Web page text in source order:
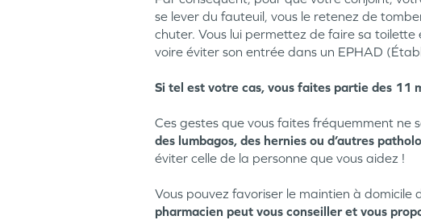
se lever du fauteuil, vous le retenez de
chuter. Vous lui permettez de faire sa
voire éviter son entrée dans un EPHAD
Si tel est votre cas, vous faites partie des 11
Ces gestes que vous faites fréquemment ne
des lumbagos, des hernies ou d’autres
éviter celle de la personne que vous aidez !
Vous pouvez favoriser le maintien à
pharmacien peut vous conseiller et vous